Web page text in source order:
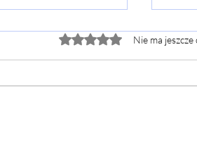
Oceniono na 0 z 5Nie ma jeszcze